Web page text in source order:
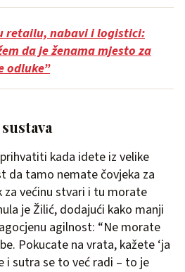
retailu, nabavi i logistici:
da je ženama mjesto za
odluke”
kada idete iz velike
da tamo nemate čovjeka za
za većinu stvari i tu morate
je Žilić, dodajući kako manji
agilnost: “Ne morate
Pokucate na vrata, kažete ‘ja
i sutra se to već radi – to je